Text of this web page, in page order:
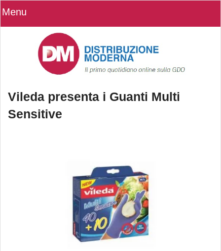
Menu
Vileda presenta i Guanti Multi
Sensitive